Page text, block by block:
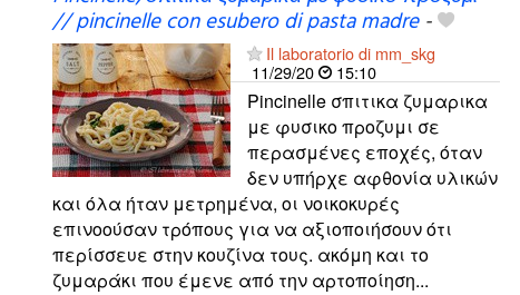
// pincinelle con esubero di pasta madre-
Il laboratorio di mm_skg
11/29/20
15:10
Pincinelle σπιτικα ζυμαρικα
με φυσικο προζυμι σε
περασμένες εποχές, όταν
δεν υπήρχε αφθονία υλικών
και όλα ήταν μετρημένα, οι νοικοκυρές
επινοούσαν τρόπους για να αξιοποιήσουν ότι
περίσσευε στην κουζίνα τους. ακόμη και το
ζυμαράκι που έμενε από την αρτοποίηση...